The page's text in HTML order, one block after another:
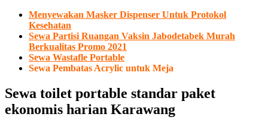
Menyewakan Masker Dispenser Untuk Protokol
Kesehatan
Sewa Partisi Ruangan Vaksin Jabodetabek Murah
Berkualitas Promo 2021
Sewa Wastafle Portable
Sewa Pembatas Acrylic untuk Meja
Sewa toilet portable standar paket
ekonomis harian Karawang